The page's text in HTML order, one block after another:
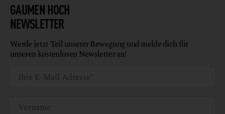
GAUMEN HOCH
NEWSLETTER
Werde jetzt Teil unserer Bewegung und melde dich für
unseren kostenlosen Newsletter an!